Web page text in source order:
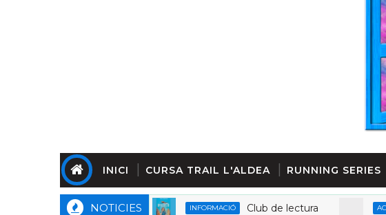
INICI CURSA TRAIL L'ALDEA RUNNING SERIES
NOTICIES INFORMACIÓ Club de lectura ACCIO